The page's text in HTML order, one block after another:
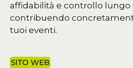
affidabilità e controllo lungo
contribuendo
tuoi eventi.
SITO WEB